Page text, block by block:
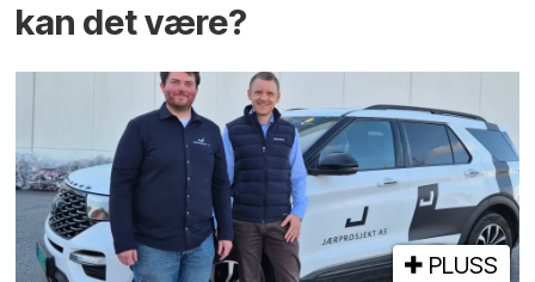
kan det være?
PLUSS